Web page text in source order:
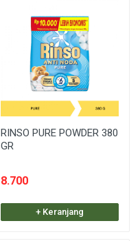
RINSO PURE POWDER 380
GR
8.700
+ Keranjang